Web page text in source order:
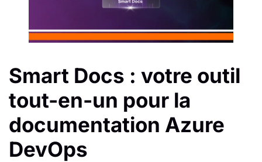
Smart Docs : votre outil
tout-en-un pour la
documentation Azure
DevOps